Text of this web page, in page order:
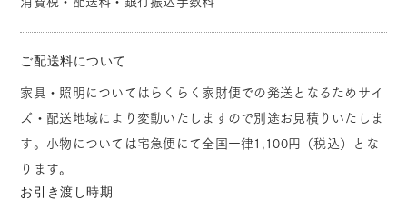
ご配送料について
家具・照明についてはらくらく家財便での発送となるためサイ
ズ・配送地域により変動いたしますので別途お見積りいたしま
す。小物については宅急便にて全国一律1,100円（税込）とな
ります。
お引き渡し時期